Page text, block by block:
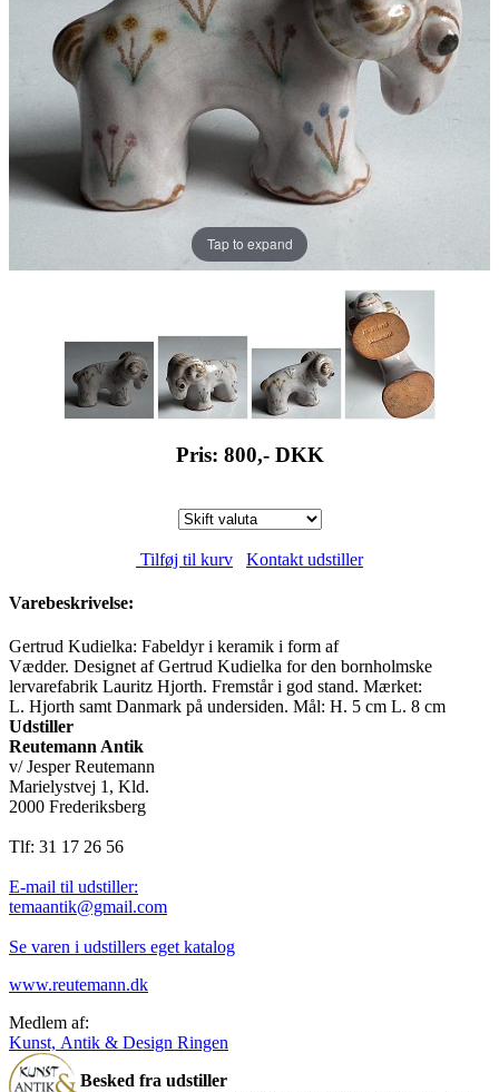
Tap to expand
Pris: 800,- DKK
Tilføj til kurv Kontakt udstiller
Varebeskrivelse:
Gertrud Kudielka: Fabeldyr i keramik i form af
Vædder. Designet af Gertrud Kudielka for den bornholmske
lervarefabrik Lauritz Hjorth. Fremstår i god stand. Mærket:
L. Hjorth samt Danmark på undersiden. Mål: H. 5 cm L. 8 cm
Udstiller
Reutemann Antik
v/ Jesper Reutemann
Marielystvej 1, Kld.
2000 Frederiksberg
Tlf: 31 17 26 56
E-mail til udstiller:
temaantik@gmail.com
Se varen i udstillers eget katalog
www.reutemann.dk
Medlem af:
Kunst, Antik & Design Ringen
Besked fra udstiller